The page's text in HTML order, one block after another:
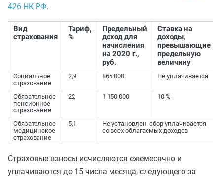
426 НК РФ.
Вид
страхования
Тариф,
%
Предельный
доход для
начисления
на 2020 г.,
руб.
Ставка на
доходы,
превышающие
предельную
величину
Социальное
страхование
2,9 865 000 Не уплачивается
Обязательное
пенсионное
страхование
22 1 150 000 10 %
Обязательное
медицинское
страхование
5,1
Не установлен, сбор уплачивается
со всех облагаемых доходов
Страховые взносы исчисляются ежемесячно и
уплачиваются до 15 числа месяца, следующего за